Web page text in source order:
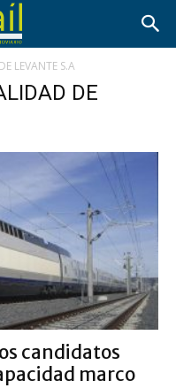
LEVANTE S.A
DE
candidatos
marco